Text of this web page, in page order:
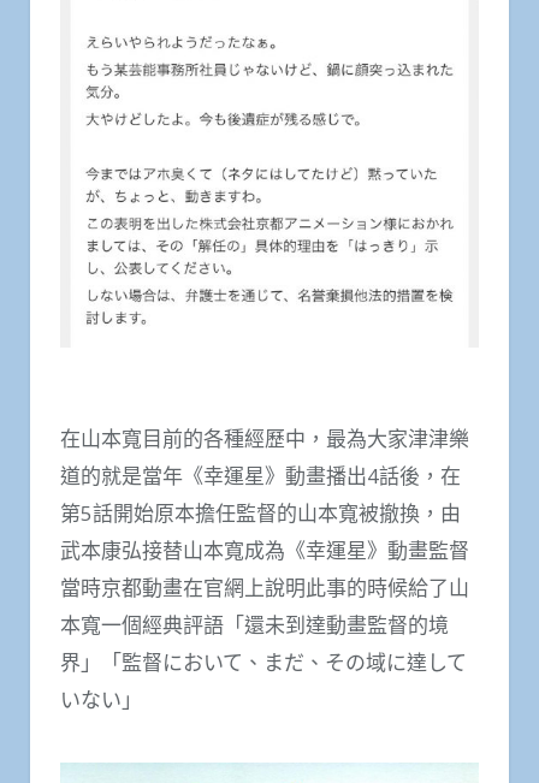
在山本寬目前的各種經歷中，最為大家津津樂
道的就是當年《幸運星》動畫播出4話後，在
第5話開始原本擔任監督的山本寬被撤換，由
武本康弘接替山本寬成為《幸運星》動畫監督
當時京都動畫在官網上說明此事的時候給了山
本寬一個經典評語「還未到達動畫監督的境
界」「監督において、まだ、その域に達して
いない」